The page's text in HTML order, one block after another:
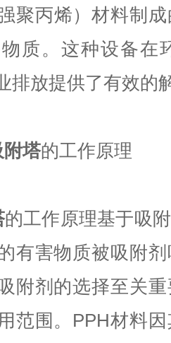
聚丙烯）材料制
质。这种设备在
排放提供了有效的
附塔的工作原理
的工作原理基于吸
有害物质被吸附
附剂的选择至关
范围。PPH材料